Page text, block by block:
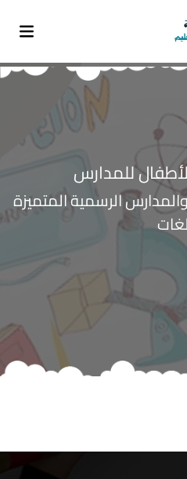
للمدارس
الرسمية المتميزة